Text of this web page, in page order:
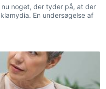
noget, der tyder på, at der
En undersøgelse af